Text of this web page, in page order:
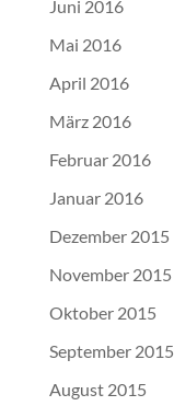
Juni 2016
Mai 2016
April 2016
März 2016
Februar 2016
Januar 2016
Dezember 2015
November 2015
Oktober 2015
September 2015
August 2015